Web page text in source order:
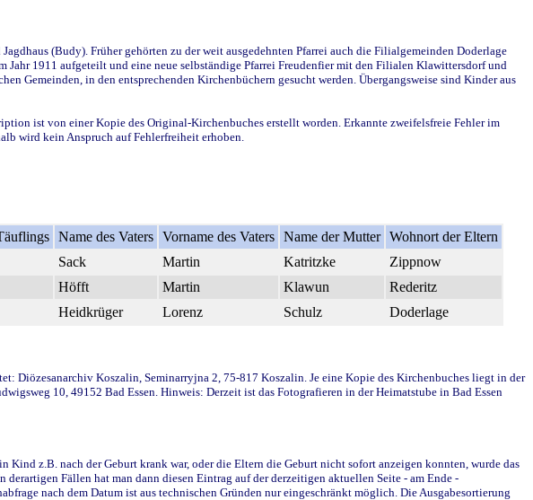
(Budy). Früher gehörten zu der weit ausgedehnten Pfarrei auch die Filialgemeinden Doderlage
1911 aufgeteilt und eine neue selbständige Pfarrei Freudenfier mit den Filialen Klawittersdorf und
Gemeinden, in den entsprechenden Kirchenbüchern gesucht werden. Übergangsweise sind Kinder aus
ist von einer Kopie des Original-Kirchenbuches erstellt worden. Erkannte zweifelsfreie Fehler im
wird kein Anspruch auf Fehlerfreiheit erhoben.
Name des Vaters Vorname des Vaters Name der Mutter Wohnort der Eltern
Sack Martin Katritzke
Zippnow
Höfft Martin Klawun
Rederitz
Heidkrüger Lorenz Schulz Doderlage
Diözesanarchiv Koszalin, Seminarryjna 2, 75-817 Koszalin. Je eine Kopie des Kirchenbuches liegt in der
10, 49152 Bad Essen. Hinweis: Derzeit ist das Fotografieren in der Heimatstube in Bad Essen
z.B. nach der Geburt krank war, oder die Eltern die Geburt nicht sofort anzeigen konnten, wurde das
Fällen hat man dann diesen Eintrag auf der derzeitigen aktuellen Seite - am Ende -
nach dem Datum ist aus technischen Gründen nur eingeschränkt möglich. Die Ausgabesortierung